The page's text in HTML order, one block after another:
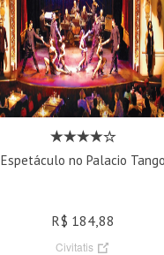
Espetáculo no Palacio Tango
R$ 184,88
Civitatis